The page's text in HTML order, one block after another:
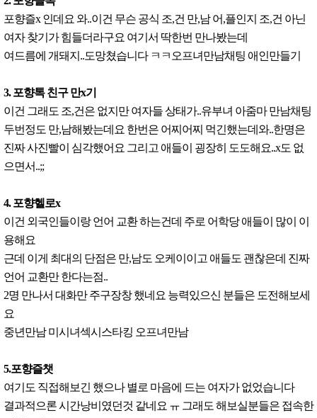
포향즐x 인데요 와..이건 무슨 공식 조,건 만,남 어,플인지 조,건 아닌
여자 찾기가 힘들더라구요 여기서 딱한번 만나봤는데
여드름에 개돼지..도망쳤습니다 ㅋㅋ오프녀만남채팅 애인만들기
3. 포향톡 친구 만x기
이건 그래도 조,건은 없지만 여자들 상태가..유부녀 아줌마 만남채팅
두번정도 만,남해봤는데요 한번은 어찌어찌 먹긴했는데와..한명은
진짜 사진빨이 심각했어요 그리고 애들이 굉장히 도도해요..x도 없
으면서..;;
4. 포향헬로x
이건 외국인들이랑 언어 교환 하는건데 주로 어학당 애들이 많이 이
용해요
근데 이게 최대의 단점은 만,남도 오케이이고 애들도 괜찮은데 진짜
언어 교환만 한다는점..
2명 만나서 대화만 주구장창 했네요 능력있으신 분들은 도전해보세
요
중년만남 미시녀섹시스타킹 오프녀만남
5.포향즐챗
여기도 직접해보긴 했으나 별로 마음에 드는 여자가 없었습니다
결과적으론 시간낭비였던것 같네요 ㅠ 그래도 해보실분들은 접속한